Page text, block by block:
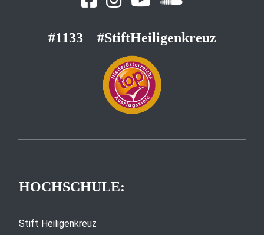
#1133 #StiftHeiligenkreuz
HOCHSCHULE:
Stift Heiligenkreuz